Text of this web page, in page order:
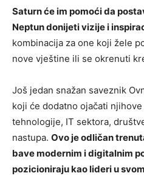
Saturn će im pomoći da
Neptun donijeti vizije i
kombinacija za one koji žele
nove vještine ili se okrenuti
Još jedan snažan saveznik
koji će dodatno ojačati
tehnologije, IT sektora,
nastupa. Ovo je odličan
bave modernim i digitalnim
pozicioniraju kao lideri u